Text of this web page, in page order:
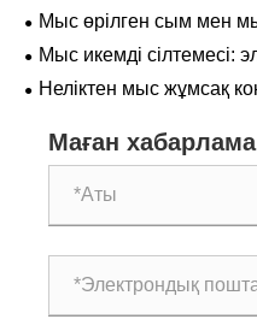
Мыс өрілген сым мен
таңдауға болады?
Мыс икемді сілтемесі:
өнеркәсібінің «икемді
Неліктен мыс жұмсақ
Маған